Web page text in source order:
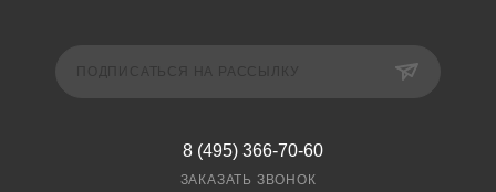
8 (495) 366-70-60
ЗАКАЗАТЬ ЗВОНОК